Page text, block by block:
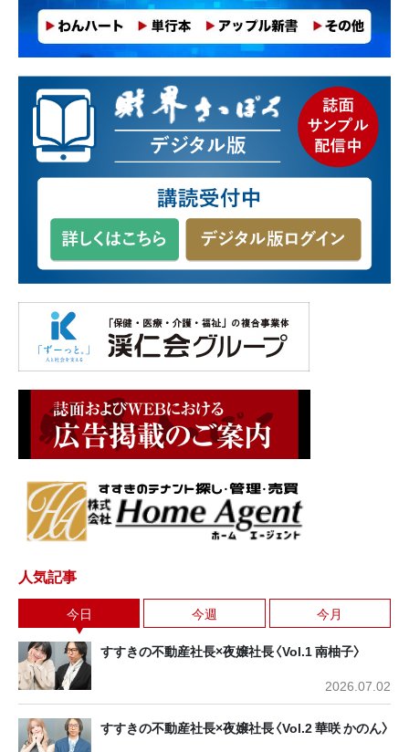
人気記事
今日 今週 今月
すすきの不動産社長×夜嬢社長〈Vol.1 南柚子〉
2026.07.02
すすきの不動産社長×夜嬢社長〈Vol.2 華咲 かのん〉